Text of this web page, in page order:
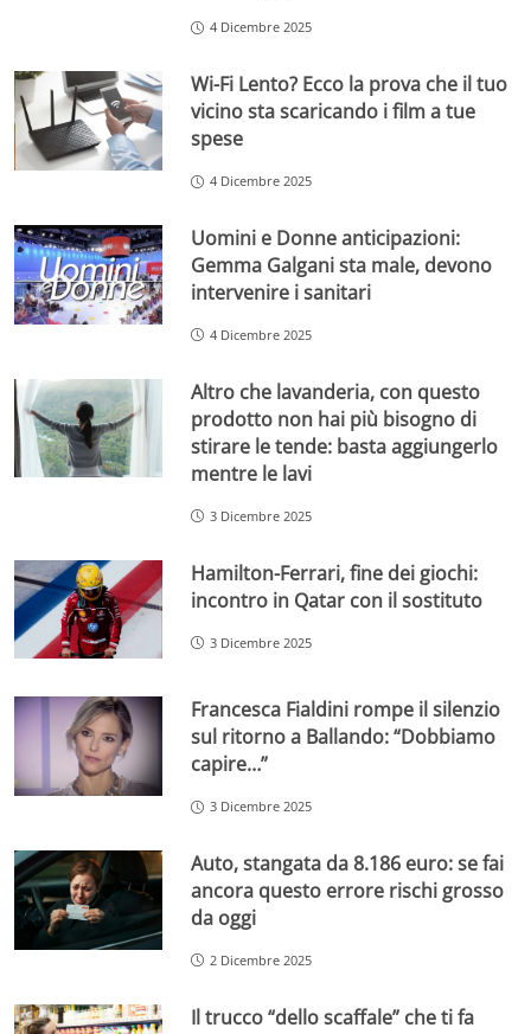
4 Dicembre 2025
Wi-Fi Lento? Ecco la prova che il tuo
vicino sta scaricando i film a tue
spese
4 Dicembre 2025
Uomini e Donne anticipazioni:
Gemma Galgani sta male, devono
intervenire i sanitari
4 Dicembre 2025
Altro che lavanderia, con questo
prodotto non hai più bisogno di
stirare le tende: basta aggiungerlo
mentre le lavi
3 Dicembre 2025
Hamilton-Ferrari, fine dei giochi:
incontro in Qatar con il sostituto
3 Dicembre 2025
Francesca Fialdini rompe il silenzio
sul ritorno a Ballando: “Dobbiamo
capire…”
3 Dicembre 2025
Auto, stangata da 8.186 euro: se fai
ancora questo errore rischi grosso
da oggi
2 Dicembre 2025
Il trucco “dello scaffale” che ti fa